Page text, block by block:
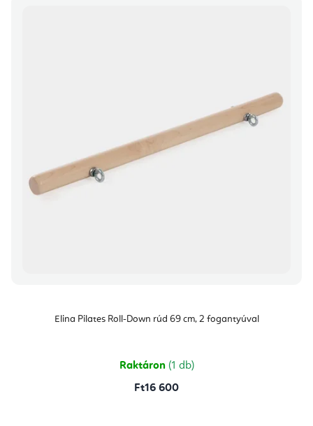
Elina Pilates Roll-Down rúd 69 cm, 2 fogantyúval
Raktáron (1 db)
Ft16 600